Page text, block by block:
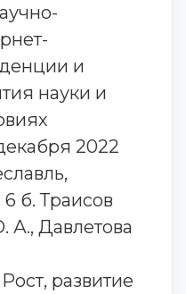
и
науки и
2022
б. Траисов
Давлетова
развитие